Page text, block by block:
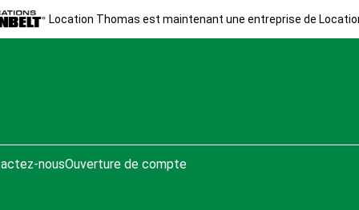
Location Thomas est maintenant une entreprise de
nousOuverture de compte